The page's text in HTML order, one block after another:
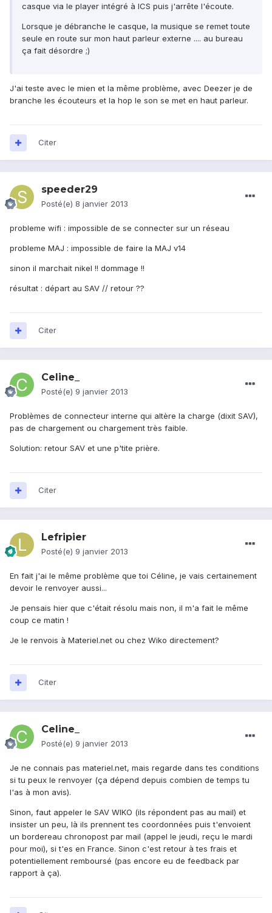
casque via le player intégré à ICS puis j'arrête l'écoute.
Lorsque je débranche le casque, la musique se remet toute
seule en route sur mon haut parleur externe .... au bureau
ça fait désordre ;)
J'ai teste avec le mien et la même problème, avec Deezer je de
branche les écouteurs et la hop le son se met en haut parleur.
Citer
speeder29
Posté(e) 8 janvier 2013
probleme wifi : impossible de se connecter sur un réseau
probleme MAJ : impossible de faire la MAJ v14
sinon il marchait nikel !! dommage !!
résultat : départ au SAV // retour ??
Citer
Celine_
Posté(e) 9 janvier 2013
Problèmes de connecteur interne qui altère la charge (dixit SAV),
pas de chargement ou chargement très faible.
Solution: retour SAV et une p'tite prière.
Citer
Lefripier
Posté(e) 9 janvier 2013
En fait j'ai le même problème que toi Céline, je vais certainement
devoir le renvoyer aussi...
Je pensais hier que c'était résolu mais non, il m'a fait le même
coup ce matin !
Je le renvois à Materiel.net ou chez Wiko directement?
Citer
Celine_
Posté(e) 9 janvier 2013
Je ne connais pas materiel.net, mais regarde dans tes conditions
si tu peux le renvoyer (ça dépend depuis combien de temps tu
l'as à mon avis).
Sinon, faut appeler le SAV WIKO (ils répondent pas au mail) et
insister un peu, là ils prennent tes coordonnées puis t'envoient
un bordereau chronopost par mail (appel le jeudi, reçu le mardi
pour moi), si t'es en France. Sinon c'est retour à tes frais et
potentiellement remboursé (pas encore eu de feedback par
rapport à ça).